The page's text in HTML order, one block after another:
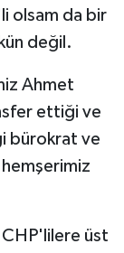
olsam da bir
değil.
Ahmet
ettiği ve
bürokrat ve
CHP'lilere üst